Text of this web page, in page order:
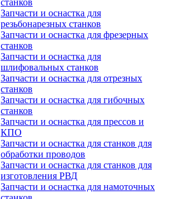
станков
Запчасти и оснастка для
резьбонарезных станков
Запчасти и оснастка для фрезерных
станков
Запчасти и оснастка для
шлифовальных станков
Запчасти и оснастка для отрезных
станков
Запчасти и оснастка для гибочных
станков
Запчасти и оснастка для прессов и
КПО
Запчасти и оснастка для станков для
обработки проводов
Запчасти и оснастка для станков для
изготовления РВД
Запчасти и оснастка для намоточных